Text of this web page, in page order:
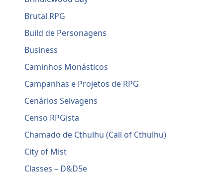
Brutal RPG
Build de Personagens
Business
Caminhos Monásticos
Campanhas e Projetos de RPG
Cenários Selvagens
Censo RPGista
Chamado de Cthulhu (Call of Cthulhu)
City of Mist
Classes – D&D5e